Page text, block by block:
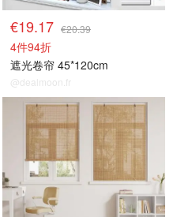
€19.17 €20.39
4件94折
遮光卷帘 45*120cm
@dealmoon.fr
百叶窗/卷帘窗